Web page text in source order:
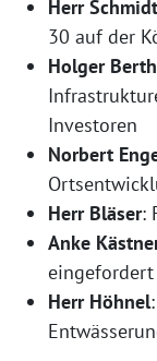
Herr Schmidt
30 auf der
Holger
Investoren
Norbert
Herr Bläser:
Anke
eingefordert
Herr Höhnel